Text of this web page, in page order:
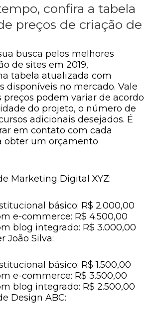
confira a tabela
preços de criação de
busca pelos melhores
de sites em 2019,
tabela atualizada com
disponíveis no mercado. Vale
preços podem variar de acordo
do projeto, o número de
adicionais desejados. É
em contato com cada
obter um orçamento
Marketing Digital XYZ:
básico: R$ 2.000,00
e-commerce: R$ 4.500,00
blog integrado: R$ 3.000,00
João Silva:
básico: R$ 1.500,00
e-commerce: R$ 3.500,00
blog integrado: R$ 2.500,00
Design ABC: